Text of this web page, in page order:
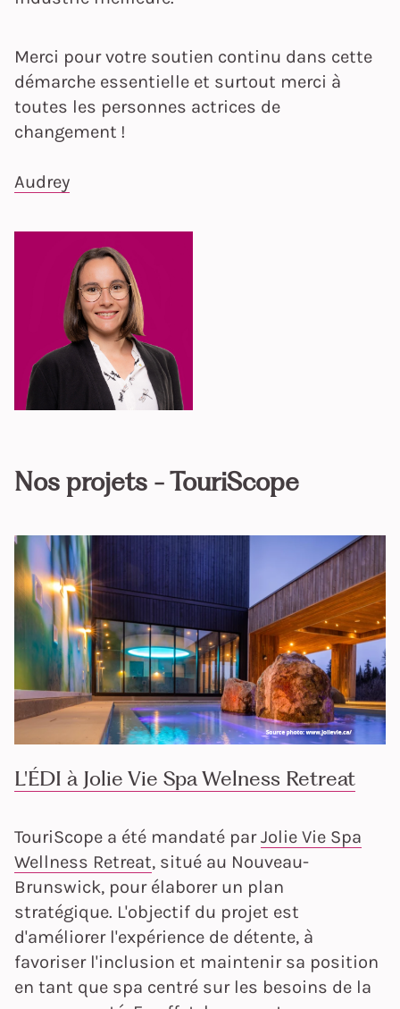
Merci pour votre soutien continu dans cette
démarche essentielle et surtout merci à
toutes les personnes actrices de
changement !
Audrey
Nos projets - TouriScope
L'ÉDI à Jolie Vie Spa Welness Retreat
TouriScope a été mandaté parJolie Vie Spa
Wellness Retreat, situé au Nouveau-
Brunswick, pour élaborer un plan
stratégique. L'objectif du projet est
d'améliorer l'expérience de détente, à
favoriser l'inclusion et maintenir sa position
en tant que spa centré sur les besoins de la